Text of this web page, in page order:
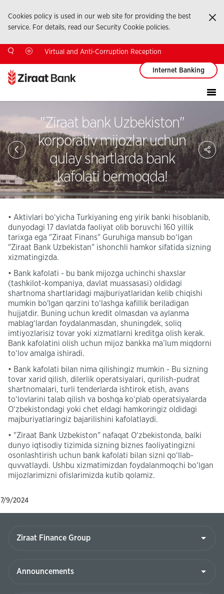
Cookies policy is used in our web site for providing the best
service. For details, read our Security Cookie policies.
Virtual and Anti-Corruption Reception
Internet Banking
"Ziraat bank Uzbekiston"
korporativ mijozlar uchun
qulay shartlarda bank
kafolati bermoqda!
• Aktivlari bo‘yicha Turkiyaning eng yirik banki hisoblanib,
dunyodagi 17 davlatda faoliyat olib boruvchi 160 yillik
tarixga ega "Ziraat Finans" Guruhiga mansub bo‘lgan
"Ziraat Bank Uzbekistan" ishonchli hamkor sifatida sizning
xizmatingizda.
• Bank kafolati - bu bank mijozga uchinchi shaxslar
(tashkilot-kompaniya, davlat muassasasi) oldidagi
shartnoma shartlaridagi majburiyatlaridan kelib chiqishi
mumkin bo'lgan qarzini to‘lashga kafillik beriladigan
hujjatdir. Buning uchun kredit olmasdan va aylanma
mablag‘lardan foydalanmasdan, shuningdek, soliq
imtiyozlarisiz tovar yoki xizmatlarni kreditga olish kerak.
Bank kafolatini olish uchun mijoz bankka ma’lum miqdorni
to‘lov amalga ishiradi.
• Bank kafolati bilan nima qilishingiz mumkin - Bu sizning
tovar xarid qilish, dilerlik operatsiyalari, qurilish-pudrat
shartnomalari, turli tenderlarda ishtirok etish, avans
to‘lovlarini talab qilish va boshqa ko‘plab operatsiyalarda
O‘zbekistondagi yoki chet eldagi hamkoringiz oldidagi
majburiyatlaringiz bajarilishini kafolatlaydi.
• "Ziraat Bank Uzbekiston" nafaqat O‘zbekistonda, balki
dunyo iqtisodiy tizimida sizning biznes faoliyatingizni
osonlashtirish uchun bank kafolati bilan sizni qo‘llab-
quvvatlaydi. Ushbu xizmatimizdan foydalanmoqchi bo‘lgan
mijozlarimizni ofislarimizda kutib qolamiz.
7/9/2024